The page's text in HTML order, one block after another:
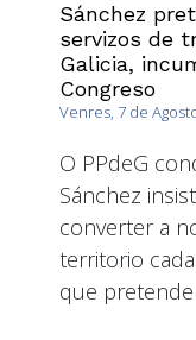
Sánchez
servizos de
Galicia,
Congreso
Venres, 7 de
O PPdeG
Sánchez
converter a
territorio
que